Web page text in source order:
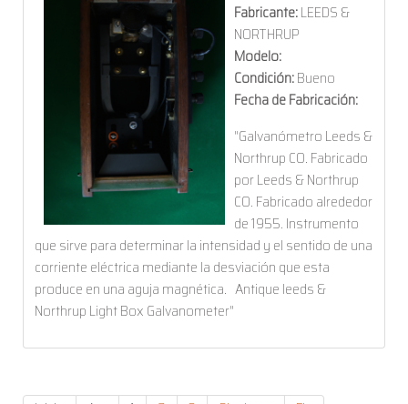
Fabricante:LEEDS &
NORTHRUP
Modelo:
Condición:Bueno
Fecha de Fabricación:
"Galvanómetro Leeds &
Northrup CO. Fabricado
por Leeds & Northrup
CO. Fabricado alrededor
de 1955. Instrumento
que sirve para determinar la intensidad y el sentido de una
corriente eléctrica mediante la desviación que esta
produce en una aguja magnética. Antique leeds &
Northrup Light Box Galvanometer"